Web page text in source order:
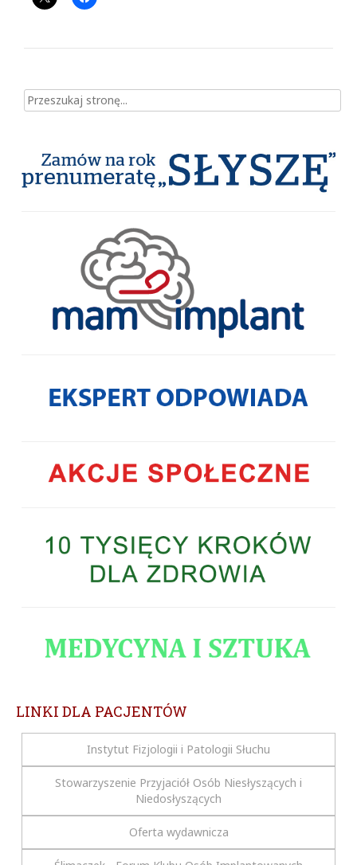
Szukaj dla:
LINKI DLA PACJENTÓW
Instytut Fizjologii i Patologii Słuchu
Stowarzyszenie Przyjaciół Osób Niesłyszących i
Niedosłyszących
Oferta wydawnicza